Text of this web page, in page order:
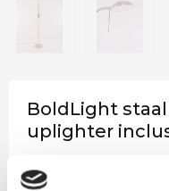
BoldLight
uplighter
€ 129,50